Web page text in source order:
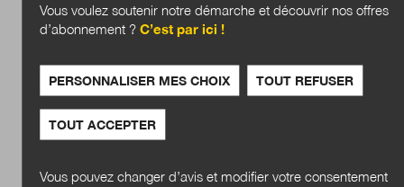
Vous voulez soutenir notre démarche et découvrir nos offres
d’abonnement ?C’est par ici !
PERSONNALISER MES CHOIX TOUT REFUSER
TOUT ACCEPTER
Vous pouvez changer d’avis et modifier votre consentement